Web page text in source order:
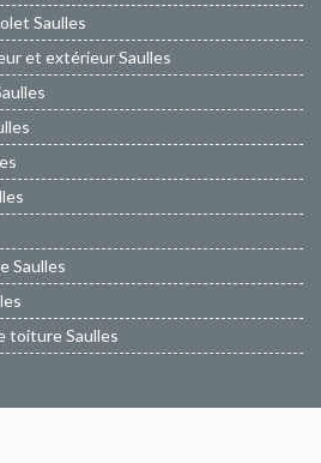
Saulles
et extérieur Saulles
Saulles
toiture Saulles